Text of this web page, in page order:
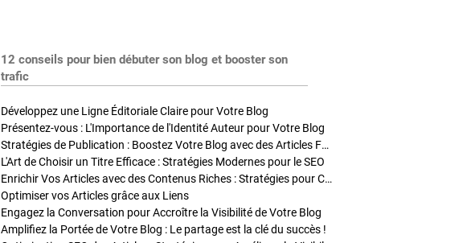
12 conseils pour bien débuter son blog et booster son
trafic
Développez une Ligne Éditoriale Claire pour Votre Blog
Présentez-vous : L'Importance de l'Identité Auteur pour Votre Blog
Stratégies de Publication : Boostez Votre Blog avec des Articles Fréquents et Exclusifs
L'Art de Choisir un Titre Efficace : Stratégies Modernes pour le SEO
Enrichir Vos Articles avec des Contenus Riches : Stratégies pour Captiver et Optimiser
Optimiser vos Articles grâce aux Liens
Engagez la Conversation pour Accroître la Visibilité de Votre Blog
Amplifiez la Portée de Votre Blog : Le partage est la clé du succès !